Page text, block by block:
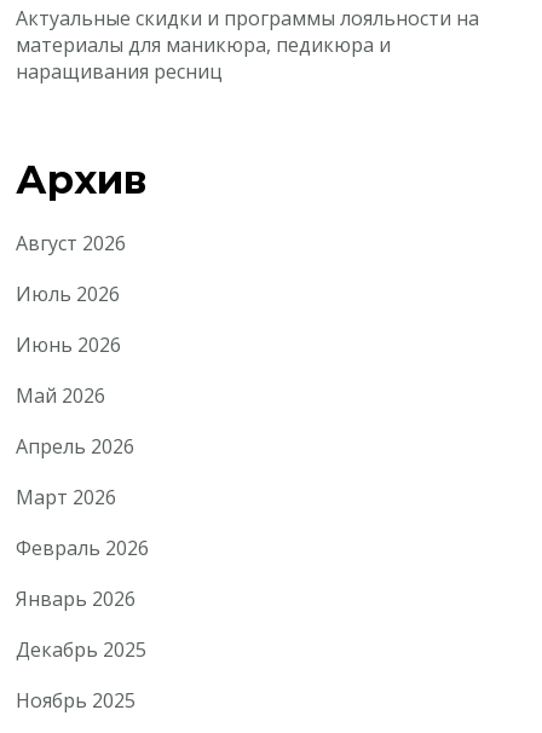
Актуальные скидки и программы лояльности на
материалы для маникюра, педикюра и
наращивания ресниц
Архив
Август 2026
Июль 2026
Июнь 2026
Май 2026
Апрель 2026
Март 2026
Февраль 2026
Январь 2026
Декабрь 2025
Ноябрь 2025